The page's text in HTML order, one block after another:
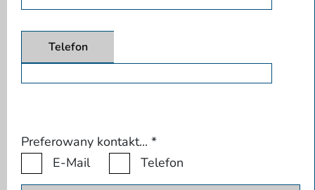
Telefon
Preferowany kontakt... *
E-Mail
Telefon